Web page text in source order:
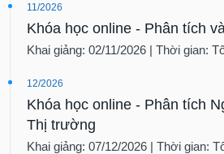
11/2026
Khóa học online - Phân tích
Khai giảng: 02/11/2026 | Thời gian:
12/2026
Khóa học online - Phân tích
Thị trường
Khai giảng: 07/12/2026 | Thời gian: